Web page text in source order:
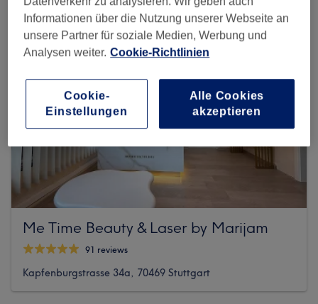
Me Time Beauty & Laser by Marijam
91 reviews
Kapfenburgstrasse 34a, 70469 Stuttgart
Informationen über die Nutzung unserer Webseite an
unsere Partner für soziale Medien, Werbung und
Analysen weiter. Cookie-Richtlinien
Cookie-
Einstellungen
Alle Cookies
akzeptieren